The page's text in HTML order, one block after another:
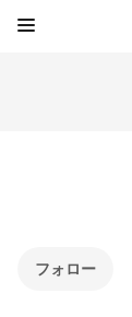
フォロー